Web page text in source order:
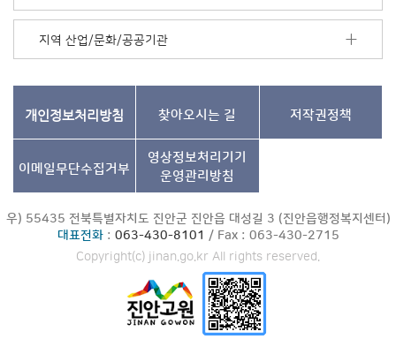
지역 산업/문화/공공기관
개인정보처리방침 찾아오시는 길 저작권정책
이메일무단수집거부
영상정보처리기기
운영관리방침
우) 55435 전북특별자치도 진안군 진안읍 대성길 3 (진안읍행정복지센터)
대표전화: 063-430-8101 / Fax : 063-430-2715
Copyright(c) jinan.go.kr All rights reserved.